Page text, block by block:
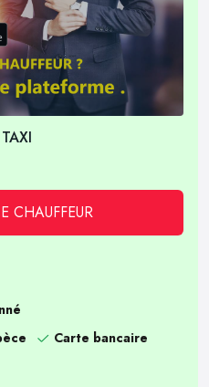
CHAUFFEUR
Carte bancaire